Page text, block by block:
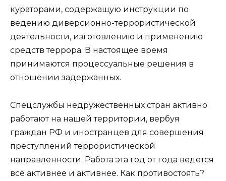
кураторами, содержащую инструкции по
ведению диверсионно-террористической
деятельности, изготовлению и применению
средств террора. В настоящее время
принимаются процессуальные решения в
отношении задержанных.
Спецслужбы недружественных стран активно
работают на нашей территории, вербуя
граждан РФ и иностранцев для совершения
преступлений террористической
направленности. Работа эта год от года ведется
всё активнее и активнее. Как противостоять?